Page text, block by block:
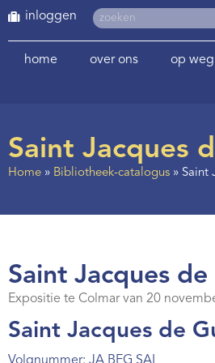
inloggen
home over ons op weg
Saint Jacques
Home » Bibliotheek-catalogus » Saint
Saint Jacques
Expositie te Colmar van 20
Saint Jacques de